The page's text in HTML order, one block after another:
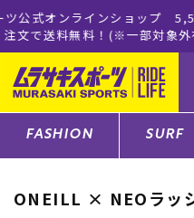
)以上のご ムラサキスポーツ
ゲスト様
ログイン
店
FASHION SURF
ONEILL × NEOラッ